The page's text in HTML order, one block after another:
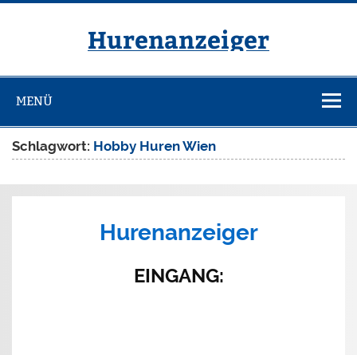
Zum
Hurenanzeiger
MENÜ
Schlagwort: Hobby Huren Wien
Hurenanzeiger
EINGANG: